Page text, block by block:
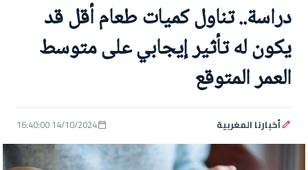
دراسة.. تناول كميات طعام أقل قد
يكون له تأثير إيجابي على متوسط
العمر المتوقع
أخبارنا المغربية 14/10/2024 16:40:00